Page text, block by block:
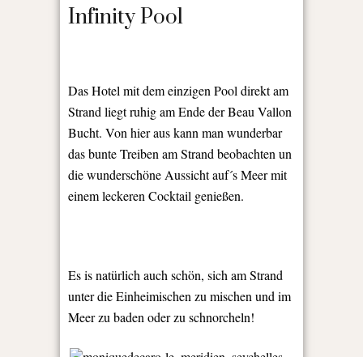
Infinity Pool
Das Hotel mit dem einzigen Pool direkt am
Strand liegt ruhig am Ende der Beau Vallon
Bucht. Von hier aus kann man wunderbar
das bunte Treiben am Strand beobachten un
die wunderschöne Aussicht auf´s Meer mit
einem leckeren Cocktail genießen.
Es is natürlich auch schön, sich am Strand
unter die Einheimischen zu mischen und im
Meer zu baden oder zu schnorcheln!